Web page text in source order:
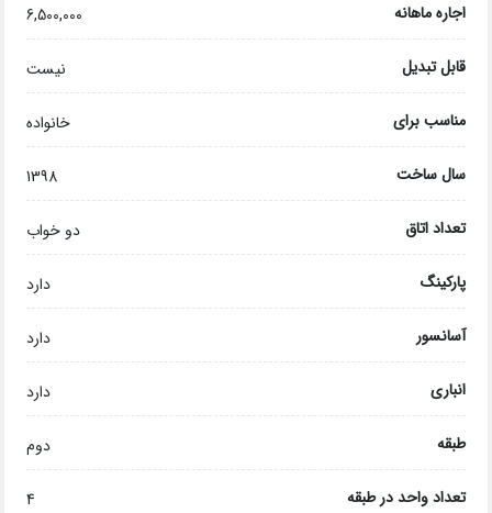
اجاره ماهانه 6,500,000
قابل تبدیل نیست
مناسب برای خانواده
سال ساخت 1398
تعداد اتاق دو خواب
پارکینگ دارد
آسانسور دارد
انباری دارد
طبقه دوم
تعداد واحد در طبقه 4